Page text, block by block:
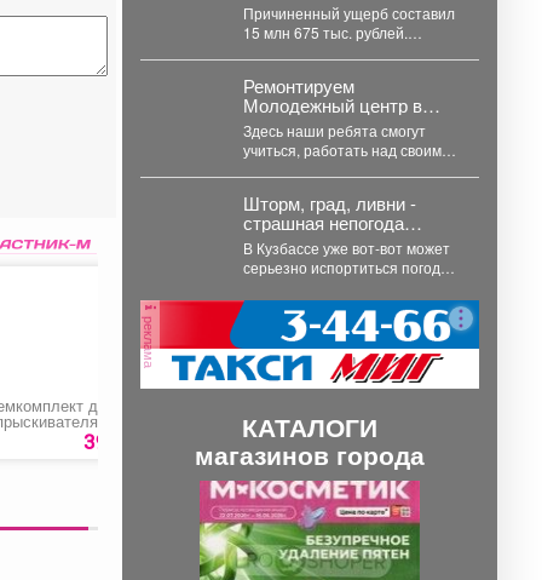
для
220 №4»39 руб. 145 руб.
мошенничества за
последнюю неделю стал
51 житель региона.
Причиненный ущерб составил
15 млн 675 тыс. рублей.
использованием...
Ремонтируем
Молодежный центр в
Гурьевске.
Здесь наши ребята смогут
учиться, работать над своими
воплощать в...
Шторм, град, ливни -
страшная непогода
надвигается на Кузбасс
В Кузбассе уже вот-вот может
серьезно испортиться погода.
гидрометцентра опубликовали
прогноз погоды...
реклама
КАТАЛОГИ
магазинов города